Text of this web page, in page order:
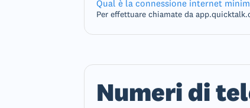
Qual è la connessione internet
Per effettuare chiamate da
Numeri di